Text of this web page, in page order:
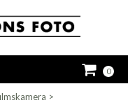
0
>